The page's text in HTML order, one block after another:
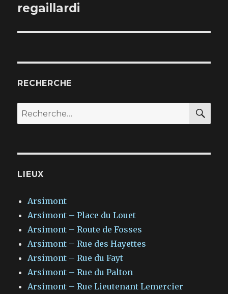
suivant :
regaillardi
RECHERCHE
Recherche
pour
LIEUX
Arsimont
Arsimont – Place du Louet
Arsimont – Route de Fosses
Arsimont – Rue des Hayettes
Arsimont – Rue du Fayt
Arsimont – Rue du Palton
Arsimont – Rue Lieutenant Lemercier